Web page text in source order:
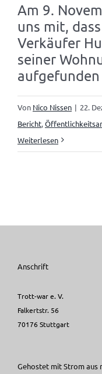
Am 9.
uns mit,
Verkäufer
seiner
Von Nico Nissen | 22.
Bericht,
Weiterlesen
Anschrift
Trott-war e. V.
Falkertstr. 56
70176 Stuttgart
Gehostet mit Strom aus